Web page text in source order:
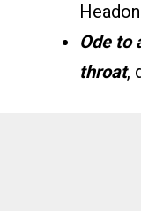
Headon
Ode to
throat,